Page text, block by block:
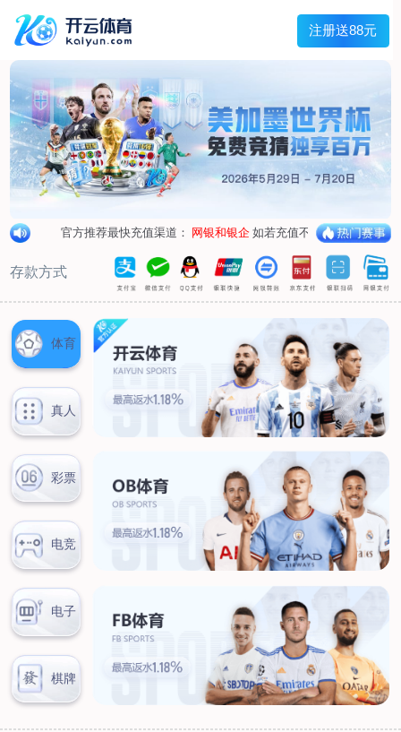
首页
关于我们
荣誉资质
合作伙伴
产品中心
烤箱纸
蜡纸
防油纸
糖果包装纸
汉堡包装纸
包肉纸
吸油纸
新闻展示
公司新闻
行业资讯
联系我们
联系方式
客户留言
扫码咨询